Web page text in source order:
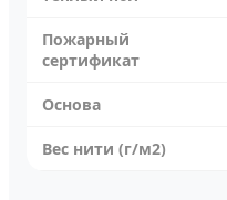
Пожарный
сертификат
Основа
Вес нити (г/м2)